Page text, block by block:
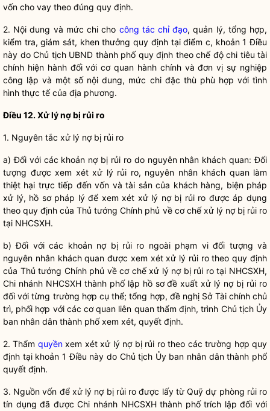
vốn cho vay theo đúng quy định.
2. Nội dung và mức chi cho công tác chỉ đạo, quản lý, tổng hợp,
kiểm tra, giám sát, khen thưởng quy định tại điểm c, khoản 1 Điều
này do Chủ tịch UBND thành phố quy định theo chế độ chi tiêu tài
chính hiện hành đối với cơ quan hành chính và đơn vị sự nghiệp
công lập và một số nội dung, mức chi đặc thù phù hợp với tình
hình thực tế của địa phương.
Điều 12. Xử lý nợ bị rủi ro
1. Nguyên tắc xử lý nợ bị rủi ro
a) Đối với các khoản nợ bị rủi ro do nguyên nhân khách quan: Đối
tượng được xem xét xử lý rủi ro, nguyên nhân khách quan làm
thiệt hại trực tiếp đến vốn và tài sản của khách hàng, biện pháp
xử lý, hồ sơ pháp lý để xem xét xử lý nợ bị rủi ro được áp dụng
theo quy định của Thủ tướng Chính phủ về cơ chế xử lý nợ bị rủi ro
tại NHCSXH.
b) Đối với các khoản nợ bị rủi ro ngoài phạm vi đối tượng và
nguyên nhân khách quan được xem xét xử lý rủi ro theo quy định
của Thủ tướng Chính phủ về cơ chế xử lý nợ bị rủi ro tại NHCSXH,
Chi nhánh NHCSXH thành phố lập hồ sơ đề xuất xử lý nợ bị rủi ro
đối với từng trường hợp cụ thể; tổng hợp, đề nghị Sở Tài chính chủ
trì, phối hợp với các cơ quan liên quan thẩm định, trình Chủ tịch Ủy
ban nhân dân thành phố xem xét, quyết định.
2. Thẩm quyềnxem xét xử lý nợ bị rủi ro theo các trường hợp quy
định tại khoản 1 Điều này do Chủ tịch Ủy ban nhân dânthành phố
quyết định.
3. Nguồn vốn để xử lý nợ bị rủi ro được lấy từ Quỹ dự phòng rủi ro
tín dụng đã được Chi nhánh NHCSXH thành phố trích lập đối với